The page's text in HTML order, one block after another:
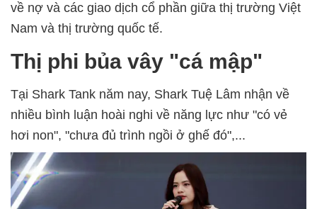
về nợ và các giao dịch cổ phần giữa thị trường Việt
Nam và thị trường quốc tế.
Thị phi bủa vây "cá mập"
Tại Shark Tank năm nay, Shark Tuệ Lâm nhận về
nhiều bình luận hoài nghi về năng lực như "có vẻ
hơi non", "chưa đủ trình ngồi ở ghế đó",...